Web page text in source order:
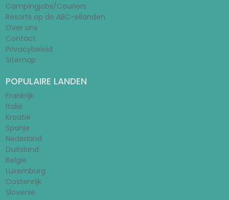
Campingjobs/Couriers
Resorts op de ABC-eilanden
Over ons
Contact
Privacybeleid
Sitemap
POPULAIRE LANDEN
Frankrijk
Italië
Kroatië
Spanje
Nederland
Duitsland
België
Luxemburg
Oostenrijk
Slovenië